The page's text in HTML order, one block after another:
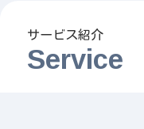
サービス紹介
Service